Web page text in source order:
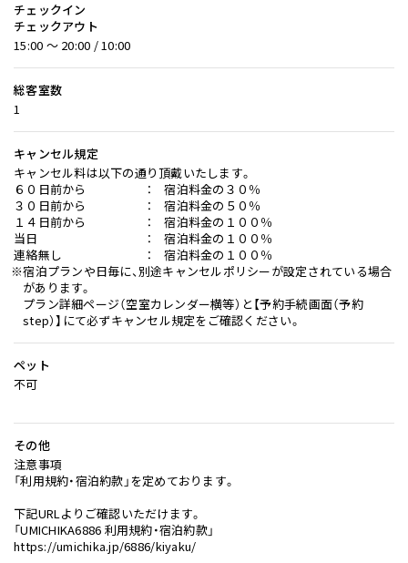
チェックイン
チェックアウト
15:00 〜 20:00 / 10:00
総客室数
1
キャンセル規定
キャンセル料は以下の通り頂戴いたします。
６０日前から ： 宿泊料金の３０％
３０日前から ： 宿泊料金の５０％
１４日前から ： 宿泊料金の１００％
当日 ： 宿泊料金の１００％
連絡無し ： 宿泊料金の１００％
※宿泊プランや日毎に、別途キャンセルポリシーが設定されている場合
があります。
プラン詳細ページ（空室カレンダー横等）と【予約手続画面（予約
step）】にて必ずキャンセル規定をご確認ください。
ペット
不可
その他
注意事項
「利用規約・宿泊約款」を定めております。
下記URLよりご確認いただけます。
「UMICHIKA6886 利用規約・宿泊約款」
https://umichika.jp/6886/kiyaku/